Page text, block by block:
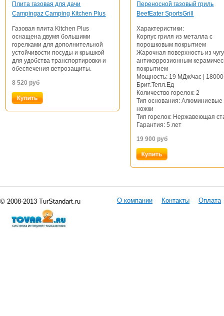
Плита газовая для дачи
Campingaz Camping Kitchen Plus
Газовая плита Kitchen Plus
оснащена двумя большими
горелками для дополнительной
устойчивости посуды и крышкой
для удобства транспортировки и
обеспечения ветрозащиты.
8 520 руб
Переносной газовый гриль
BeefEater SportsGrill
Характеристики:
Корпус гриля из металла с
порошковым покрытием
Жарочная поверхность из
антикоррозионным
покрытием
Мощность: 19 МДж/час | 18000
Брит.Тепл.Ед
Количество горелок: 2
Тип основания: Алюминиевые
ножки
Тип горелок: Нержавеющая
Гарантия: 5 лет
19 900 руб
© 2008-2013 TurStandart.ru О компании Контакты Оплата